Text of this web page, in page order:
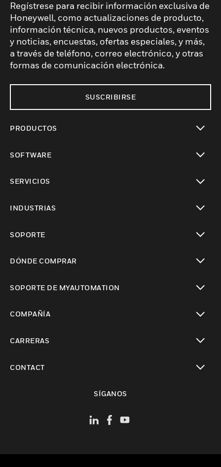
Regístrese para recibir información exclusiva de
Honeywell, como actualizaciones de producto,
información técnica, nuevos productos, eventos
y noticias, encuestas, ofertas especiales, y más,
a través de teléfono, correo electrónico, y otras
formas de comunicación electrónica.
SUSCRIBIRSE
PRODUCTOS
SOFTWARE
SERVICIOS
INDUSTRIAS
SOPORTE
DÓNDE COMPRAR
SOPORTE DE MYAUTOMATION
COMPAÑÍA
CARRERAS
CONTACT
SÍGANOS